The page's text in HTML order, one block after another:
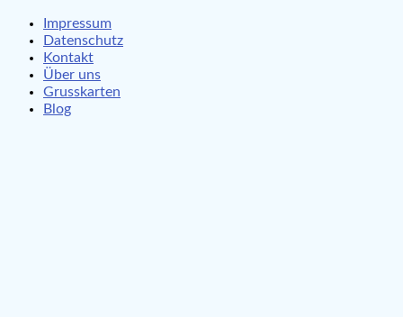
Impressum
Datenschutz
Kontakt
Über uns
Grusskarten
Blog